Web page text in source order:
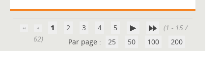
1 2 3 4 5
62)
Par page : 25 50 100 200